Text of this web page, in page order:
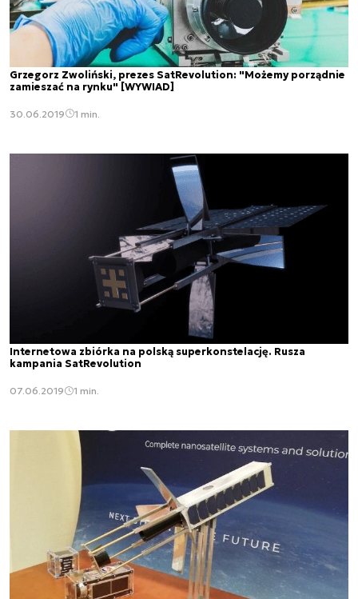
Grzegorz Zwoliński, prezes SatRevolution: "Możemy porządnie
zamieszać na rynku" [WYWIAD]
30.06.2019 1 min.
Internetowa zbiórka na polską superkonstelację. Rusza
kampania SatRevolution
07.06.2019 1 min.